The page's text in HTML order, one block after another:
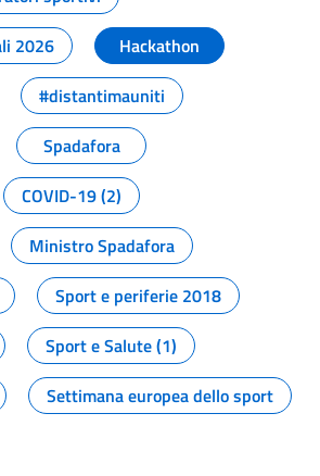
2026
Hackathon
#distantimauniti
Spadafora
COVID-19 (2)
Ministro Spadafora
Sport e periferie 2018
Sport e Salute (1)
Settimana europea dello sport